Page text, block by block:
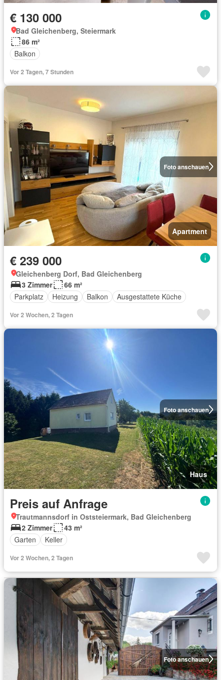
€ 130 000
Bad Gleichenberg, Steiermark
86 m²
Balkon
Vor 2 Tagen, 7 Stunden
Foto anschauen
Apartment
€ 239 000
Gleichenberg Dorf, Bad Gleichenberg
3 Zimmer
66 m²
Parkplatz
Heizung Balkon Ausgestattete Küche
Vor 2 Wochen, 2 Tagen
Foto anschauen
Haus
Preis auf Anfrage
Trautmannsdorf in Oststeiermark, Bad Gleichenberg
2 Zimmer
43 m²
Garten
Keller
Vor 2 Wochen, 2 Tagen
Foto anschauen